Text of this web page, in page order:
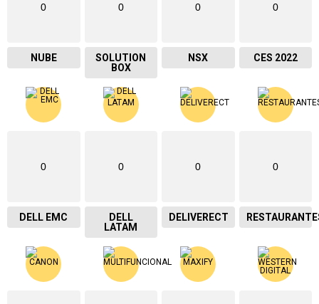
0
NUBE
0
SOLUTION
BOX
0
NSX
0
CES 2022
0
DELL EMC
0
DELL
LATAM
0
DELIVERECT
0